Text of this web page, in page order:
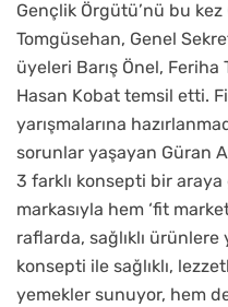
Gençlik Örgütü’nü bu
Tomgüsehan, Genel
üyeleri Barış Önel,
Hasan Kobat temsil etti.
yarışmalarına
sorunlar yaşayan Güran
3 farklı konsepti bir araya
markasıyla hem ‘fit
raflarda, sağlıklı
konsepti ile sağlıklı,
yemekler sunuyor, hem